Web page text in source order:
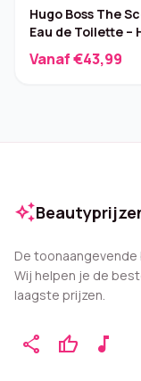
Hugo Boss The
Eau de Toilette –
50 ml
Vanaf €43,99
auto_awesome
De
Wij helpen je de
laagste prijzen.
share thumb_up music_note